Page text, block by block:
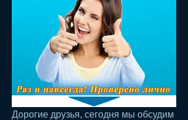
Дорогие друзья, сегодня мы обсудим